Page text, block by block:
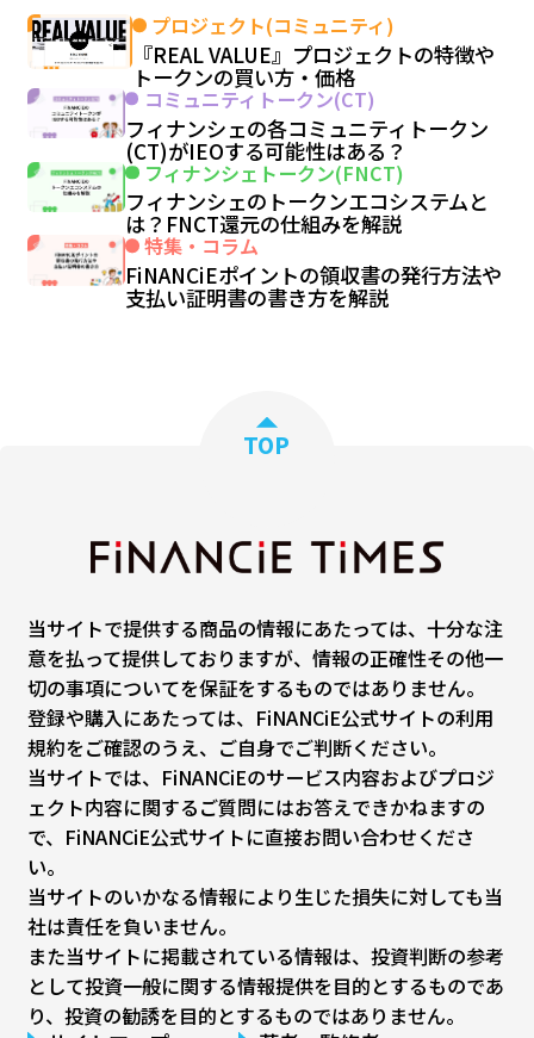
プロジェクト(コミュニティ)
『REAL VALUE』プロジェクトの特徴や
トークンの買い方・価格
コミュニティトークン(CT)
フィナンシェの各コミュニティトークン
(CT)がIEOする可能性はある？
フィナンシェトークン(FNCT)
フィナンシェのトークンエコシステムと
は？FNCT還元の仕組みを解説
特集・コラム
FiNANCiEポイントの領収書の発行方法や
支払い証明書の書き方を解説
TOP
当サイトで提供する商品の情報にあたっては、十分な注
意を払って提供しておりますが、情報の正確性その他一
切の事項についてを保証をするものではありません。
登録や購入にあたっては、FiNANCiE公式サイトの利用
規約をご確認のうえ、ご自身でご判断ください。
当サイトでは、FiNANCiEのサービス内容およびプロジ
ェクト内容に関するご質問にはお答えできかねますの
で、FiNANCiE公式サイトに直接お問い合わせくださ
い。
当サイトのいかなる情報により生じた損失に対しても当
社は責任を負いません。
また当サイトに掲載されている情報は、投資判断の参考
として投資一般に関する情報提供を目的とするものであ
り、投資の勧誘を目的とするものではありません。